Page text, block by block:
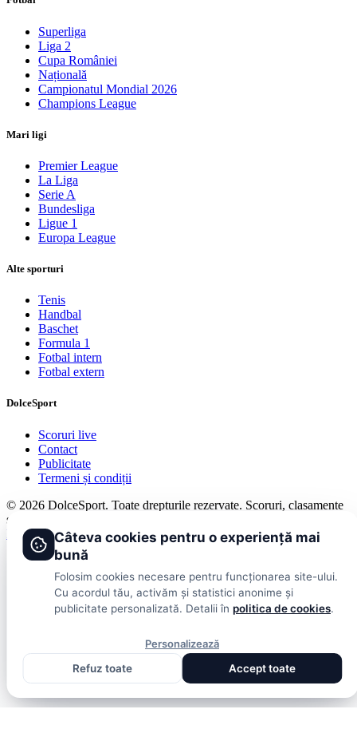
Superliga
Liga 2
Cupa României
Națională
Campionatul Mondial 2026
Champions League
Mari ligi
Premier League
La Liga
Serie A
Bundesliga
Ligue 1
Europa League
Alte sporturi
Tenis
Handbal
Baschet
Formula 1
Fotbal intern
Fotbal extern
DolceSport
Scoruri live
Contact
Publicitate
Termeni și condiții
© 2026 DolceSport. Toate drepturile rezervate. Scoruri, clasamente
și analize din toate competițiile
Fotbal intern Fotbal extern Scoruri live
Câteva cookies pentru o experiență mai
bună
Folosim cookies necesare pentru funcționarea site-ului.
Cu acordul tău, activăm și statistici anonime și
publicitate personalizată. Detalii în politica de cookies.
Personalizează
Refuz toate
Accept toate